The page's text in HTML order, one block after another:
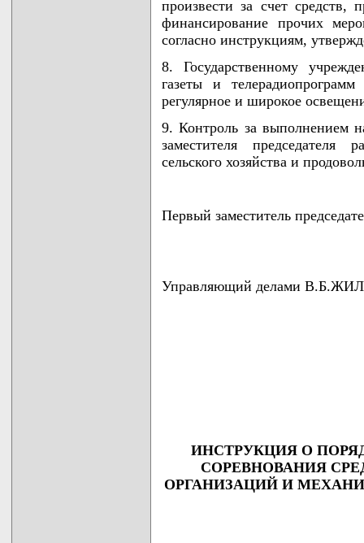
произвести за счет
финансирование прочих
согласно инструкциям,
8. Государственному
газеты и
регулярное и широкое
9. Контроль за выполнением
заместителя председателя
сельского хозяйства и
Первый заместитель
Управляющий делами
ИНСТРУКЦИЯ О
СОРЕВНОВАНИЯ
ОРГАНИЗАЦИЙ И